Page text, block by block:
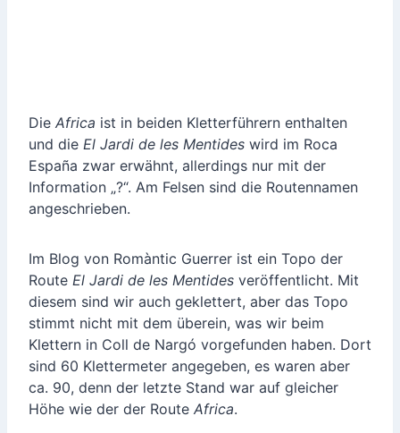
Die Africa ist in beiden Kletterführern enthalten
und die El Jardi de les Mentides wird im Roca
España zwar erwähnt, allerdings nur mit der
Information „?“. Am Felsen sind die Routennamen
angeschrieben.
Im Blog von Romàntic Guerrer ist ein Topo der
Route El Jardi de les Mentides veröffentlicht. Mit
diesem sind wir auch geklettert, aber das Topo
stimmt nicht mit dem überein, was wir beim
Klettern in Coll de Nargó vorgefunden haben. Dort
sind 60 Klettermeter angegeben, es waren aber
ca. 90, denn der letzte Stand war auf gleicher
Höhe wie der der Route Africa.